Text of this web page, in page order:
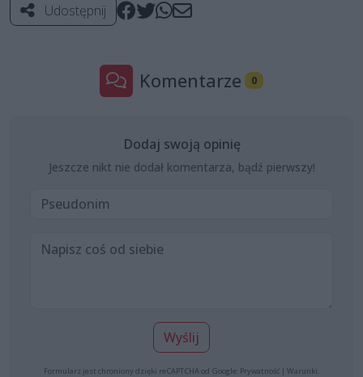
Udostępnij
Komentarze 0
Dodaj swoją opinię
Jeszcze nikt nie dodał komentarza, bądź pierwszy!
Wyślij
Formularz jest chroniony dzięki reCAPTCHA od Google: Prywatność | Warunki